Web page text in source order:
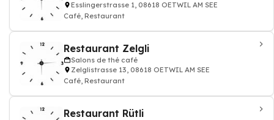
Esslingerstrasse 1, 08618 OETWIL AM SEE
Café, Restaurant
Restaurant Zelgli
Salons de thé café
Zelglistrasse 13, 08618 OETWIL AM SEE
Café, Restaurant
Restaurant Rütli